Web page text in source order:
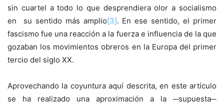
sin cuartel a todo lo que desprendiera olor a socialismo
en su sentido más amplio[3]. En ese sentido, el primer
fascismo fue una reacción a la fuerza e influencia de la que
gozaban los movimientos obreros en la Europa del primer
tercio del siglo XX.
Aprovechando la coyuntura aquí descrita, en este artículo
se ha realizado una aproximación a la ─supuesta─